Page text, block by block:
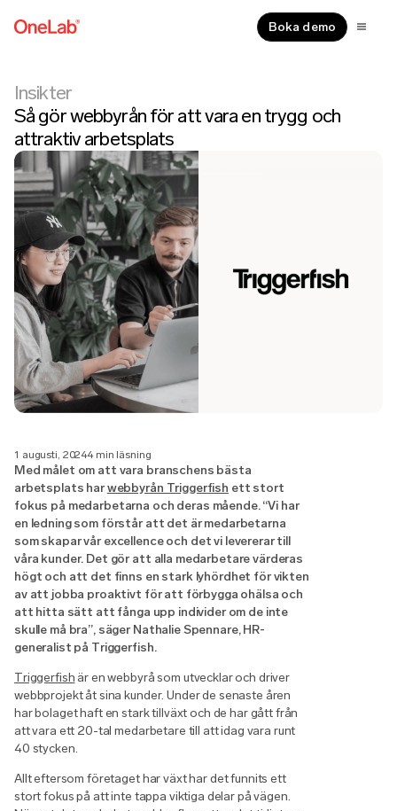
Boka demo
Insikter
Så gör webbyrån för att vara en trygg och
attraktiv arbetsplats
1 augusti, 20244 min läsning
Med målet om att vara branschens bästa
arbetsplats harwebbyrån Triggerfish ett stort
fokus på medarbetarna och deras mående. “Vi har
en ledning som förstår att det är medarbetarna
som skapar vår excellence och det vi levererar till
våra kunder. Det gör att alla medarbetare värderas
högt och att det finns en stark lyhördhet för vikten
av att jobba proaktivt för att förbygga ohälsa och
att hitta sätt att fånga upp individer om de inte
skulle må bra”, säger Nathalie Spennare, HR-
generalist på Triggerfish.
Triggerfish är en webbyrå som utvecklar och driver
webbprojekt åt sina kunder. Under de senaste åren
har bolaget haft en stark tillväxt och de har gått från
att vara ett 20-tal medarbetare till att idag vara runt
40 stycken.
Allt eftersom företaget har växt har det funnits ett
stort fokus på att inte tappa viktiga delar på vägen.